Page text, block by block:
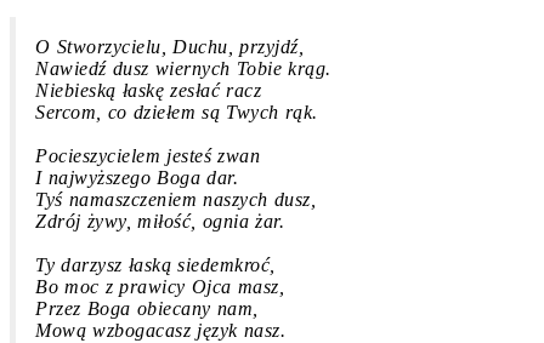
O Stworzycielu, Duchu, przyjdź,
Nawiedź dusz wiernych Tobie krąg.
Niebieską łaskę zesłać racz
Sercom, co dziełem są Twych rąk.
Pocieszycielem jesteś zwan
I najwyższego Boga dar.
Tyś namaszczeniem naszych dusz,
Zdrój żywy, miłość, ognia żar.
Ty darzysz łaską siedemkroć,
Bo moc z prawicy Ojca masz,
Przez Boga obiecany nam,
Mową wzbogacasz język nasz.